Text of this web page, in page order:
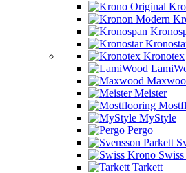
Kronotex
Meister
MyStyle
Pergo
Tarkett